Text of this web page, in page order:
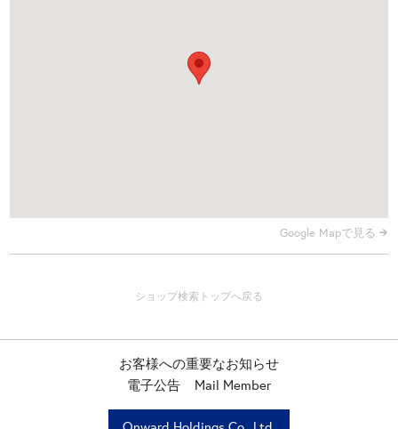
Google Mapで見る
お客様への重要なお知らせ
電子公告
Mail Member